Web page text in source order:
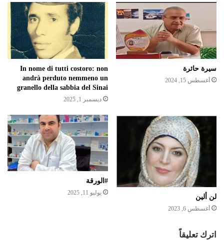
سيرة حائرة
أغسطس 15, 2024
In nome di tutti costoro: non
andrà perduto nemmeno un
granello della sabbia del Sinai
ديسمبر 1, 2025
لن ألين
أغسطس 6, 2023
#الورقة
يوليو 11, 2025
اترك تعليقاً